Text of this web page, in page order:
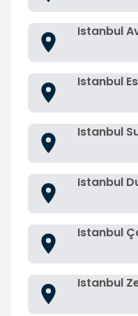
Istanbul
Istanbul
Istanbul
Istanbul
Istanbul
Istanbul